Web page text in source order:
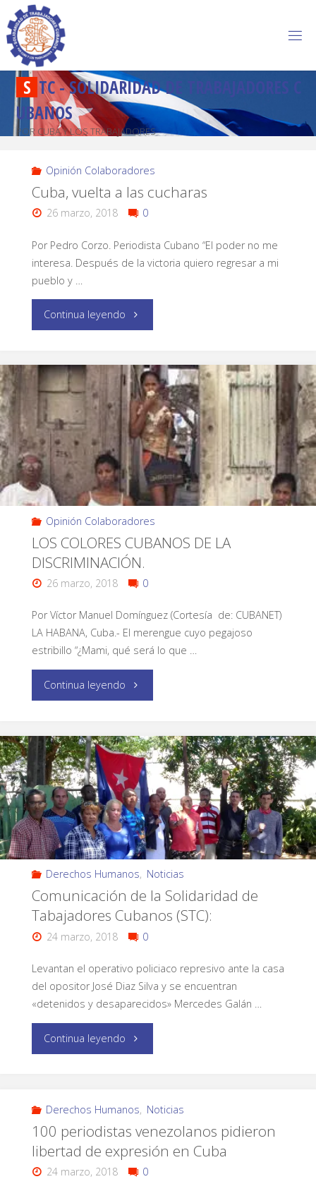
S TC-SOLIDARIDADD R A BAJADORES C
U BANOS
POR CUBA Y LOS TRABAJADORES
Opinión Colaboradores
Cuba, vuelta a las cucharas
26 marzo, 2018 0
Por Pedro Corzo. Periodista Cubano “El poder no me
interesa. Después de la victoria quiero regresar a mi
pueblo y …
Continua leyendo
Opinión Colaboradores
LOS COLORES CUBANOS DE LA
DISCRIMINACIÓN.
26 marzo, 2018 0
Por Víctor Manuel Domínguez (Cortesía de: CUBANET)
LA HABANA, Cuba.- El merengue cuyo pegajoso
estribillo “¿Mami, qué será lo que …
Continua leyendo
Derechos Humanos, Noticias
Comunicación de la Solidaridad de
Tabajadores Cubanos (STC):
24 marzo, 2018 0
Levantan el operativo policiaco represivo ante la casa
del opositor José Diaz Silva y se encuentran
«detenidos y desaparecidos» Mercedes Galán …
Continua leyendo
Derechos Humanos, Noticias
100 periodistas venezolanos pidieron
libertad de expresión en Cuba
24 marzo, 2018 0